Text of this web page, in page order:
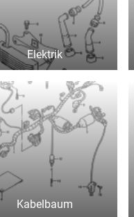
Elektrik
Kabelbaum